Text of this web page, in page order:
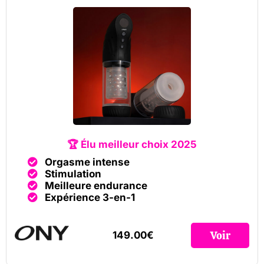
🏆 Élu meilleur choix 2025
Orgasme intense
Stimulation
Meilleure endurance
Expérience 3-en-1
149.00€ Voir